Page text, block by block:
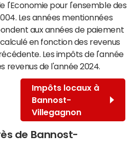
l'Economie pour l'ensemble des
Les années mentionnées
aux années de paiement
en fonction des revenus
Les impôts de l'année
revenus de l'année 2024.
Impôts locaux à
Bannost-
Villegagnon
de Bannost-